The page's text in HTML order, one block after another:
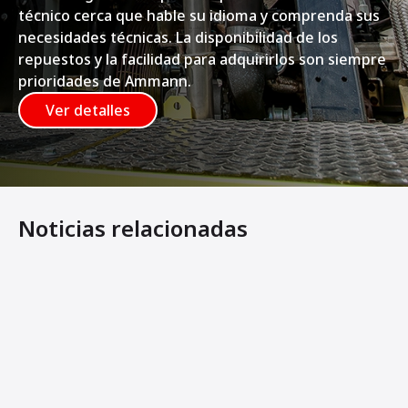
técnico cerca que hable su idioma y comprenda sus
necesidades técnicas. La disponibilidad de los
repuestos y la facilidad para adquirirlos son siempre
prioridades de Ammann.
Ver detalles
Noticias relacionadas